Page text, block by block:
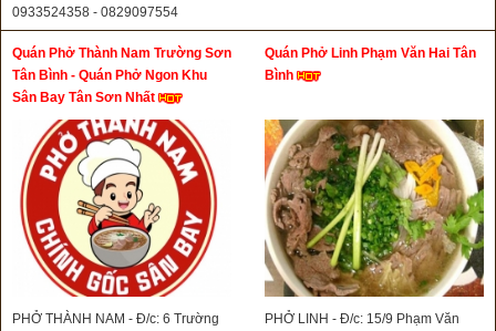
0933524358 - 0829097554
Quán Phở Thành Nam Trường Sơn
Tân Bình - Quán Phở Ngon Khu
Sân Bay Tân Sơn Nhất
PHỞ THÀNH NAM - Đ/c: 6 Trường
Quán Phở Linh Phạm Văn Hai Tân
Bình
PHỞ LINH - Đ/c: 15/9 Phạm Văn